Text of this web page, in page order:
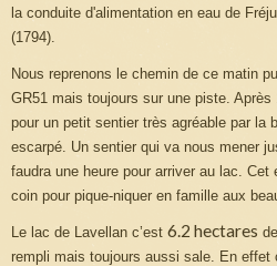
la conduite d'alimentation en eau de
(1794).
Nous reprenons le chemin de ce matin
GR51 mais toujours sur une piste.
pour un petit sentier très agréable par la
escarpé. Un sentier qui va nous mener
faudra une heure pour arriver au lac. Cet
coin pour pique-niquer en famille aux
Le lac de Lavellan c’est 6.2 hectares
rempli mais toujours aussi sale. En effet